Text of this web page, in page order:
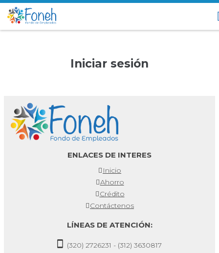
Iniciar sesión
ENLACES DE INTERES
Inicio
Ahorro
Crédito
Contáctenos
LÍNEAS DE ATENCIÓN:
(320) 2726231 - (312) 3630817